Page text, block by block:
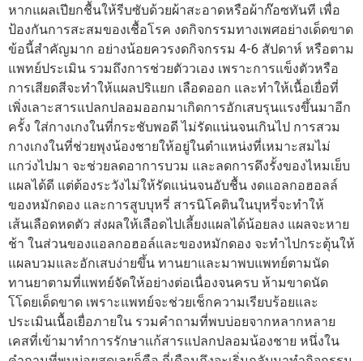
หากแผลเปียกชื้นให้รีบซับด้วยผ้าสะอาดหรือผ้าก๊อซทันที เพื่อ
ป้องกันการสะสมของเชื้อโรค งดกิจกรรมทางเพศอย่างเด็ดขาด
ข้อนี้สำคัญมาก อย่างน้อยควรงดกิจกรรม 4-6 สัปดาห์ หรือตาม
แพทย์ประเมิน รวมถึงการช่วยตัววเอง เพราะการแข็งตัวหรือ
การเสียดสีจะทำให้แผลปริแยก เลือดออก และทำให้เนื้อเยื่อที่
เพิ่งเลาะสารแปลกปลอมออกมาเกิดการอักเสบรุนแรงขึ้นมาอีก
ครั้ง ใส่กางเกงในที่กระชับพอดี ไม่รัดแน่นจนเกินไป การสวม
กางเกงในที่ช่วยพุงน้องชายให้อยู่ในตำแหน่งที่เหมาะสมไม่
แกว่งไปมา จะช่วยลดอาการบวม และลดการดึงรั้งของไหมเย็บ
แผลได้ดี แต่ต้องระวังไม่ให้รัดแน่นจนอับชื้น งดแอลกอฮอลล์
ของหมักดอง และการสูบบุหรี่ สารนิโคตินในบุหรี่จะทำให้
เส้นเลือดหดตัว ส่งผลให้เลือดไปเลี้ยงแผลได้น้อยลง แผลจะหาย
ช้า ในส่วนของแอลกอฮอล์และของหมักดอง จะทำไปกระตุ้นให้
แผลบวมและอักเสบง่ายขึ้น ทานยาและมาพบแพทย์ตามนัด
ทานยาตามที่แพทย์จัดให้อย่างต่อเนื่องจนครบ ห้ามขาดนัด
โโดยเด็ดขาด เพราะแพทย์จะช่วยเช็กความเรียบร้อยและ
ประเมินเนื้อเยื่อภายใน รวมคำถามที่พบบ่อยจากหลากหลาย
เคสที่เข้ามาทำการรักษาแก้สารแปลกปลอมน้องชาย หนึ่งใน